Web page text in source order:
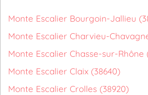
Monte Escalier Bourgoin-Jallieu
Monte Escalier Charvieu-
Monte Escalier Chasse-sur-Rhône
Monte Escalier Claix (38640)
Monte Escalier Crolles (38920)